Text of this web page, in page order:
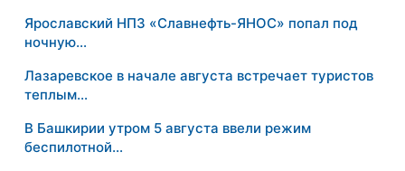
Ярославский НПЗ «Славнефть-ЯНОС» попал под
ночную…
Лазаревское в начале августа встречает туристов
теплым…
В Башкирии утром 5 августа ввели режим
беспилотной…